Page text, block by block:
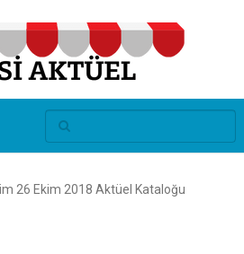
26 Ekim 2018 Aktüel Kataloğu